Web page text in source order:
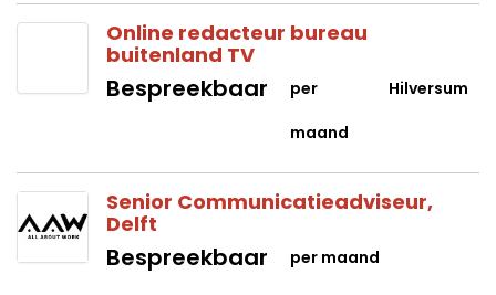
Online redacteur bureau
buitenland TV
Bespreekbaar
per
maand
Hilversum
Senior Communicatieadviseur,
Delft
Bespreekbaar per maand